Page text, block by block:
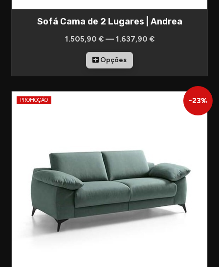
Sofá Cama de 2 Lugares | Andrea
1.505,90 € — 1.637,90 €
Opções
-23%
PROMOÇÃO